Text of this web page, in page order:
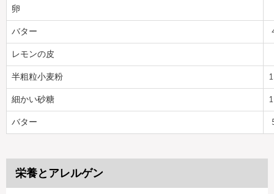
卵
バター
レモンの皮
半粗粒小麦粉
細かい砂糖
バター
栄養とアレルゲン